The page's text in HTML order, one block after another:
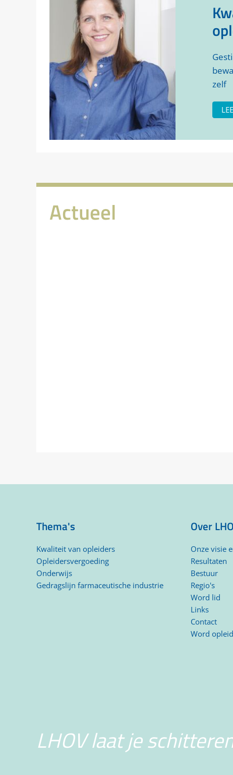
zelf
Actueel
Thema's
Kwaliteit van opleiders
Opleidersvergoeding
Onderwijs
Gedragslijn farmaceutische industrie
Over
Onze visie
Resultaten
Bestuur
Regio's
Word lid
Links
Contact
Word
LHOV laat je